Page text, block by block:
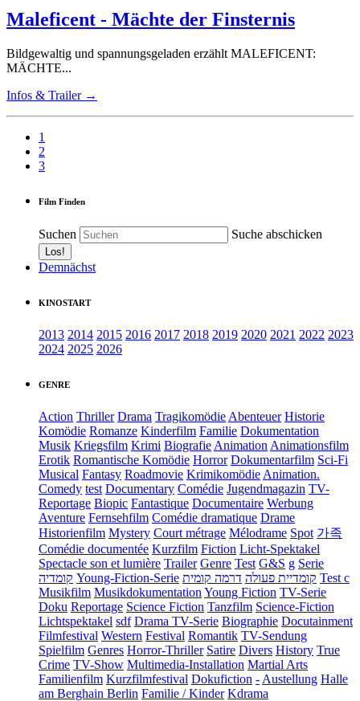
Maleficent - Mächte der Finsternis
Bildgewaltig und spannungsgeladen erzählt MALEFICENT:
MÄCHTE...
Infos & Trailer →
1
2
3
Film Finden
Suchen Suche abschicken
Demnächst
KINOSTART
2013 2014 2015 2016 2017 2018 2019 2020 2021 2022 2023
2024 2025 2026
GENRE
Action Thriller Drama Tragikomödie Abenteuer Historie
Komödie Romanze Kinderfilm Familie Dokumentation
Musik Kriegsfilm Krimi Biografie Animation Animationsfilm
Erotik Romantische Komödie Horror Dokumentarfilm Sci-Fi
Musical Fantasy Roadmovie Krimikomödie Animation.
Comedy test Documentary Comédie Jugendmagazin TV-
Reportage Biopic Fantastique Documentaire Werbung
Aventure Fernsehfilm Comédie dramatique Drame
Historienfilm Mystery Court métrage Mélodrame Spot 가족
Comédie documentée Kurzfilm Fiction Licht-Spektakel
Spectacle son et lumière Trailer Genre Test G&S g Serie
קומדיה Young-Fiction-Serie קומדיית פעולה דרמה קומית
Test c
Musikfilm Musikdokumentation Young Fiction TV-Serie
Doku Reportage Science Fiction Tanzfilm Science-Fiction
Lichtspektakel sdf Drama TV-Serie Biographie Docutainment
Filmfestival Western Festival Romantik TV-Sendung
Spielfilm Genres Horror-Thriller Satire Divers History True
Crime TV-Show Multimedia-Installation Martial Arts
Familienfilm Kurzfilmfestival Dokufiction - Austellung Halle
am Berghain Berlin Familie / Kinder Kdrama